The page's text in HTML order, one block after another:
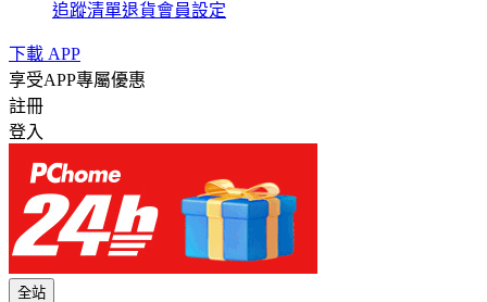
追蹤清單退貨會員設定
下載 APP
享受APP專屬優惠
註冊
登入
全站